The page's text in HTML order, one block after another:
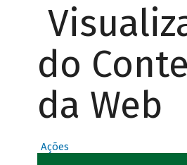
do
da Web
Ações